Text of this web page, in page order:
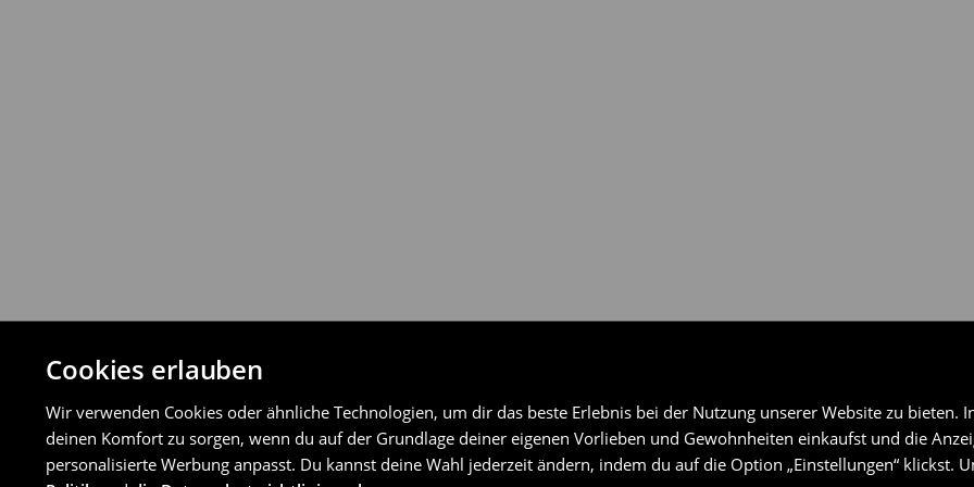
Cookies erlauben
Wir verwenden Cookies oder ähnliche Technologien, um dir das beste Erlebnis bei der Nutzung unserer Website zu
deinen Komfort zu sorgen, wenn du auf der Grundlage deiner eigenen Vorlieben und Gewohnheiten einkaufst und die
personalisierte Werbung anpasst. Du kannst deine Wahl jederzeit ändern, indem du auf die Option „Einstellungen“ klickst.